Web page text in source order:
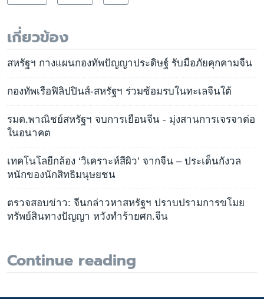
เกี่ยวข้อง
สหรัฐฯ กางแผนกองทัพปัญญาประดิษฐ์ รับมือภัยคุกคามจีน
กองทัพเรือฟิลิปปินส์-สหรัฐฯ ร่วมซ้อมรบในทะเลจีนใต้
รมต.พาณิชย์สหรัฐฯ จบการเยือนจีน - มุ่งสานการเจรจาต่อ
ในอนาคต
เทคโนโลยีกล้อง ‘วิเคราะห์สีผิว’ จากจีน – ประเด็นกังวล
หนักของนักสิทธิมนุษยชน
ตรวจสอบข่าว: จีนกล่าวหาสหรัฐฯ ปราบปรามการขโมย
ทรัพย์สินทางปัญญา หวังทำร้ายศก.จีน
Continue reading